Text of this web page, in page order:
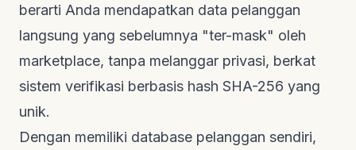
berarti Anda mendapatkan data pelanggan
langsung yang sebelumnya "ter-mask" oleh
marketplace, tanpa melanggar privasi, berkat
sistem verifikasi berbasis hash SHA-256 yang
unik.
Dengan memiliki database pelanggan sendiri,